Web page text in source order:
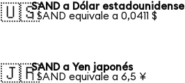
🇺🇸SAND a Dólar estadounidense
1 SAND equivale a 0,0411 $
🇯🇵SAND a Yen japonés
1 SAND equivale a 6,5 ¥